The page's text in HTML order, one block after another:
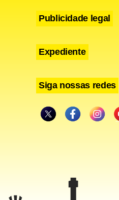
Publicidade legal
Expediente
Siga nossas redes